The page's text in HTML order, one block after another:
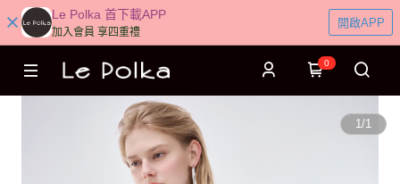
Le Polka 首下載APP
加入會員 享四重禮
開啟APP
0
1/1